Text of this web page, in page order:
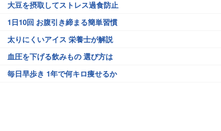
大豆を摂取してストレス過食防止
1日10回 お腹引き締まる簡単習慣
太りにくいアイス 栄養士が解説
血圧を下げる飲みもの 選び方は
毎日早歩き 1年で何キロ痩せるか